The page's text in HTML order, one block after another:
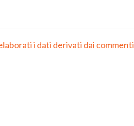
i dati derivati dai commenti